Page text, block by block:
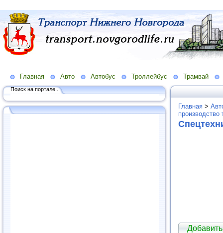
Главная Авто Автобус Троллейбус Трамвай
Поиск на портале...
Главная >
производство